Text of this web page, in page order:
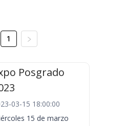
1
Posgrado
03-15 18:00:00
15 de marzo